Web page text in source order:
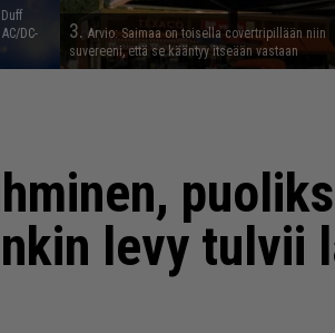
DC-
3. Arvio: Saimaa on toisella covertripillään niin
suvereeni, että se kääntyy itseään vastaan
levy